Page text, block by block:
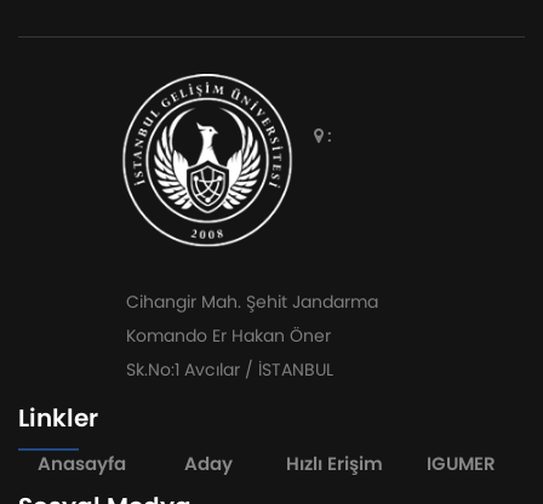
:
Cihangir Mah. Şehit Jandarma
Komando Er Hakan Öner
Sk.No:1 Avcılar / İSTANBUL
Linkler
Anasayfa Aday Hızlı Erişim IGUMER